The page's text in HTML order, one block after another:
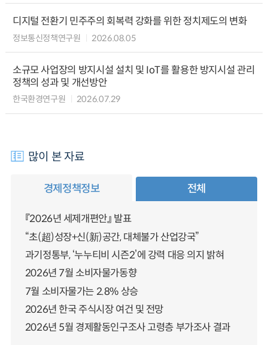
디지털 전환기 민주주의 회복력 강화를 위한 정치제도의 변화
정보통신정책연구원 2026.08.05
소규모 사업장의 방지시설 설치 및 IoT를 활용한 방지시설 관리
정책의 성과 및 개선방안
한국환경연구원 2026.07.29
많이 본 자료
경제정책정보 전체
『2026년 세제개편안』 발표
“초(超)성장+신(新)공간, 대체불가 산업강국”
과기정통부, ‘누누티비 시즌2’에 강력 대응 의지 밝혀
2026년 7월 소비자물가동향
7월 소비자물가는 2.8% 상승
2026년 한국 주식시장 여건 및 전망
2026년 5월 경제활동인구조사 고령층 부가조사 결과